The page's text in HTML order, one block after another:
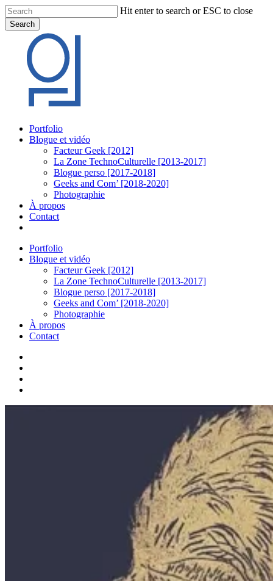
Skip
to
main
content
Hit enter to search or ESC to close
Search
Search
Menu
Portfolio
Blogue et vidéo
Facteur Geek [2012]
La Zone TechnoCulturelle [2013-2017]
Blogue perso [2017-2018]
Geeks and Com’ [2018-2020]
Photographie
À propos
Contact
Portfolio
Blogue et vidéo
Facteur Geek [2012]
La Zone TechnoCulturelle [2013-2017]
Blogue perso [2017-2018]
Geeks and Com’ [2018-2020]
Photographie
À propos
Contact